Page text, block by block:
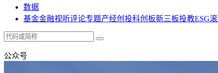
数据
基金金融视听评论专题产经创投科创板新三板投教ESG
公众号